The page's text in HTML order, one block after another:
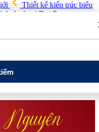
Thiết kế kiến trúc biểu
danh tại Dot Property
nghiệp
Nhận định
mốc 1.800 điểm, dòng
Grab bị Ủy ban Cạnh tranh